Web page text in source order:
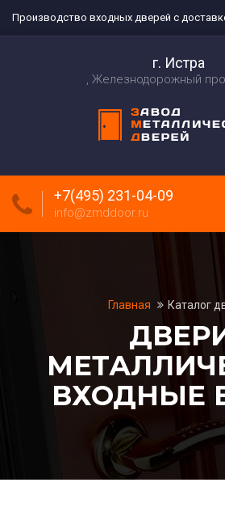
Производство входных дверей с
г. Истра
Железнодорожный
+7(495) 231-04-09
info@zmddoor.ru
Главная Каталог
ВХОДНЫЕ